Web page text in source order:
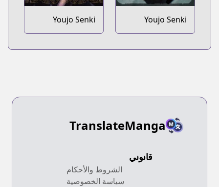
Youjo Senki
Youjo Senki
TranslateManga
قانوني
الشروط والأحكام
سياسة الخصوصية